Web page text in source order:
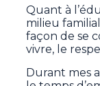
Quant à
milieu
façon de se
vivre, le
Durant mes